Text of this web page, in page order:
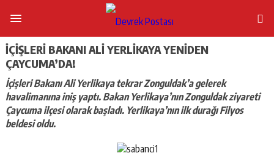
İÇIŞLERI BAKANI ALI YERLIKAYA YENIDEN
ÇAYCUMA’DA!
İçişleri Bakanı Ali Yerlikaya tekrar Zonguldak’a gelerek
havalimanına iniş yaptı. Bakan Yerlikaya’nın Zonguldak ziyareti
Çaycuma ilçesi olarak başladı. Yerlikaya’nın ilk durağı Filyos
beldesi oldu.